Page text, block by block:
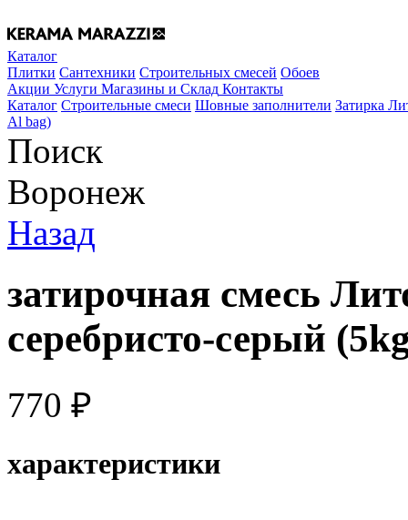
Каталог
Плитки Сантехники Строительных смесей Обоев
Акции Услуги Магазины и Склад Контакты
Каталог Строительные смеси Шовные заполнители Затирка
Al bag)
Поиск
Воронеж
Назад
затирочная смесь
серебристо-серый
770 ₽
характеристики